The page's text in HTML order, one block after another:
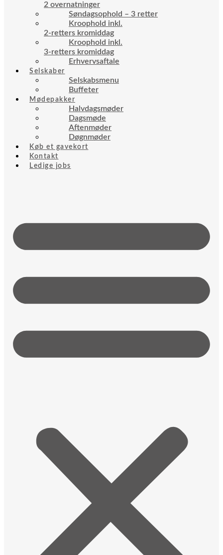
2 overnatninger
Søndagsophold – 3 retter
Kroophold inkl.
2-retters kromiddag
Kroophold inkl.
3-retters kromiddag
Erhvervsaftale
Selskaber
Selskabsmenu
Buffeter
Mødepakker
Halvdagsmøder
Dagsmøde
Aftenmøder
Døgnmøder
Køb et gavekort
Kontakt
Ledige jobs